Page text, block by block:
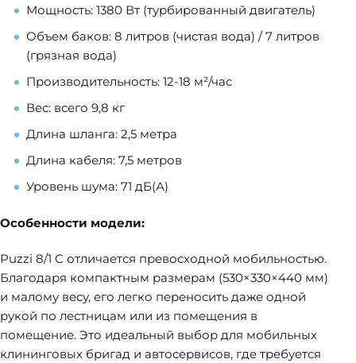
Мощность: 1380 Вт (турбированный двигатель)
Объем баков: 8 литров (чистая вода) / 7 литров
(грязная вода)
Производительность: 12-18 м²/час
Вес: всего 9,8 кг
Длина шланга: 2,5 метра
Длина кабеля: 7,5 метров
Уровень шума: 71 дБ(А)
Особенности модели:
Puzzi 8/1 C отличается превосходной мобильностью.
Благодаря компактным размерам (530×330×440 мм)
и малому весу, его легко переносить даже одной
рукой по лестницам или из помещения в
помещение. Это идеальный выбор для мобильных
клининговых бригад и автосервисов, где требуется